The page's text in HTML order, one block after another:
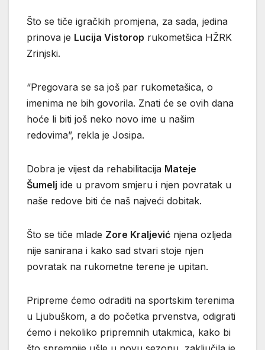
Što se tiče igračkih promjena, za sada, jedina
prinova je Lucija Vistorop rukometšica HŽRK
Zrinjski.
“Pregovara se sa još par rukometašica, o
imenima ne bih govorila. Znati će se ovih dana
hoće li biti još neko novo ime u našim
redovima”, rekla je Josipa.
Dobra je vijest da rehabilitacija Mateje
Šumelj ide u pravom smjeru i njen povratak u
naše redove biti će naš najveći dobitak.
Što se tiče mlade Zore Kraljević njena ozljeda
nije sanirana i kako sad stvari stoje njen
povratak na rukometne terene je upitan.
Pripreme ćemo odraditi na sportskim terenima
u Ljubuškom, a do početka prvenstva, odigrati
ćemo i nekoliko pripremnih utakmica, kako bi